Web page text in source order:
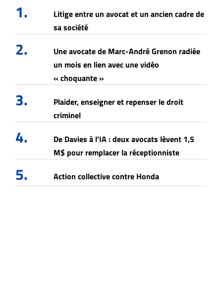
1.
Litige entre un avocat et un ancien cadre de
sa société
2.
Une avocate de Marc-André Grenon radiée
un mois en lien avec une vidéo
« choquante »
3.
Plaider, enseigner et repenser le droit
criminel
4.
De Davies à l'IA : deux avocats lèvent 1,5
M$ pour remplacer la réceptionniste
5. Action collective contre Honda